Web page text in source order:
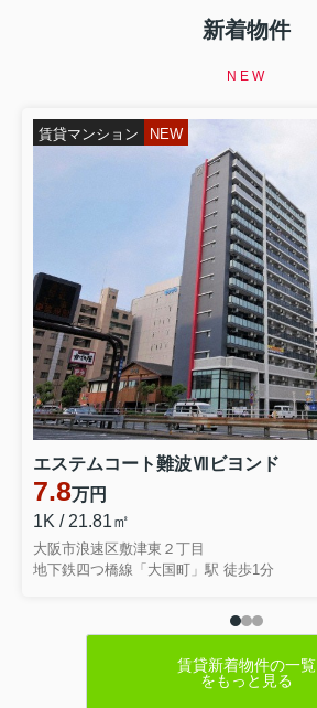
新着物件
NEW
賃貸マンション NEW
エステムコート難波Ⅶビヨンド
7.8万円
1K / 21.81㎡
大阪市浪速区敷津東２丁目
地下鉄四つ橋線「大国町」駅 徒歩1分
賃貸新着物件の一覧
をもっと見る